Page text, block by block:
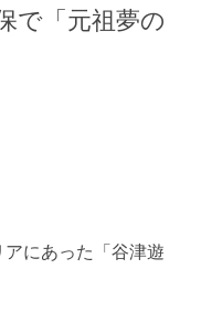
で「元祖夢の
にあった「谷津遊